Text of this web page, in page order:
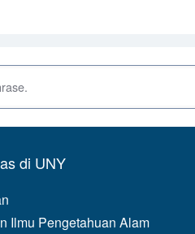
di UNY
Ilmu Pengetahuan Alam